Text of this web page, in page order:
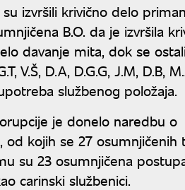
izvršili krivično delo
B.O. da je izvršila
davanje mita, dok se ostali
V.Š, D.A, D.G.G, J.M, D.B,
službenog položaja.
je donelo naredbu o
kojih se 27 osumnjičenih
su 23 osumnjičena
carinski službenici.